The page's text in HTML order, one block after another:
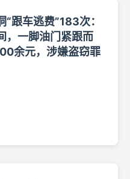
跟车逃费”183次：
，一脚油门紧跟而
余元，涉嫌盗窃罪